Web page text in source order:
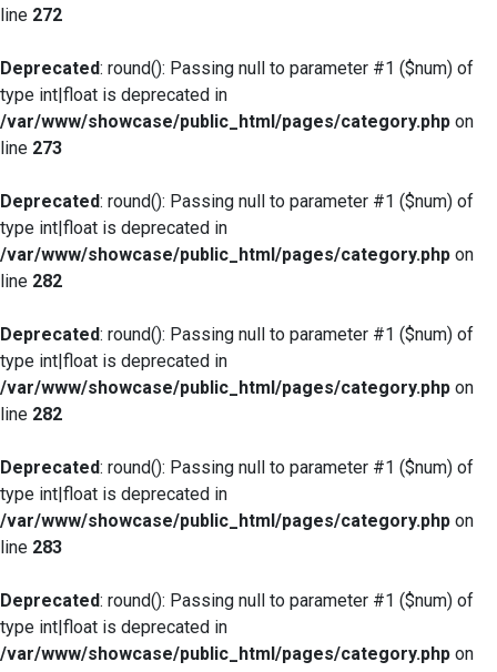
line 272
Deprecated: round(): Passing null to parameter #1 ($num) of
type int|float is deprecated in
/var/www/showcase/public_html/pages/category.php on
line 273
Deprecated: round(): Passing null to parameter #1 ($num) of
type int|float is deprecated in
/var/www/showcase/public_html/pages/category.php on
line 282
Deprecated: round(): Passing null to parameter #1 ($num) of
type int|float is deprecated in
/var/www/showcase/public_html/pages/category.php on
line 282
Deprecated: round(): Passing null to parameter #1 ($num) of
type int|float is deprecated in
/var/www/showcase/public_html/pages/category.php on
line 283
Deprecated: round(): Passing null to parameter #1 ($num) of
type int|float is deprecated in
/var/www/showcase/public_html/pages/category.php on